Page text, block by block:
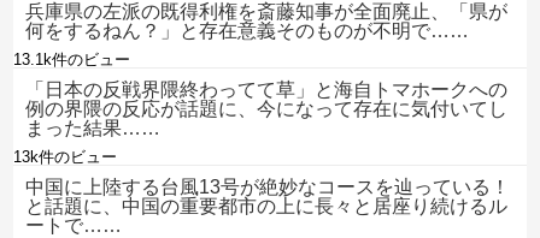
兵庫県の左派の既得利権を斎藤知事が全面廃止、「県が
何をするねん？」と存在意義そのものが不明で……
13.1k件のビュー
「日本の反戦界隈終わってて草」と海自トマホークへの
例の界隈の反応が話題に、今になって存在に気付いてし
まった結果……
13k件のビュー
中国に上陸する台風13号が絶妙なコースを辿っている！
と話題に、中国の重要都市の上に長々と居座り続けるル
ートで……